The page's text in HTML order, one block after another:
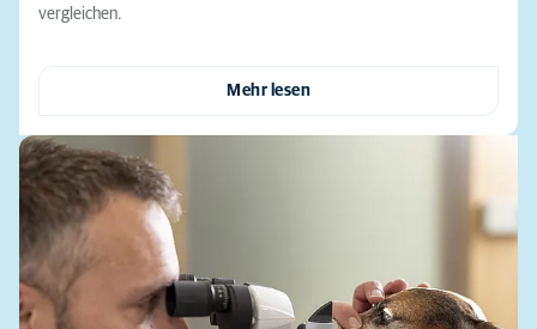
vergleichen.
Mehr lesen